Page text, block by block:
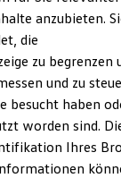
anzubieten.
die
zu begrenzen
und zu
besucht haben
worden sind.
Ihres